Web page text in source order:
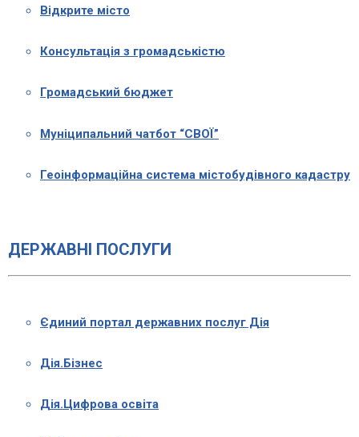
Відкрите місто
Консультація з громадськістю
Громадський бюджет
Муніципальний чатбот “СВОЇ”
Геоінформаційна система містобудівного кадастру
ДЕРЖАВНІ ПОСЛУГИ
Єдиний портал державних послуг Дія
Дія.Бізнес
Дія.Цифрова освіта